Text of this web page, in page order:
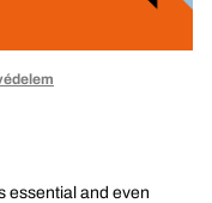
essential and even